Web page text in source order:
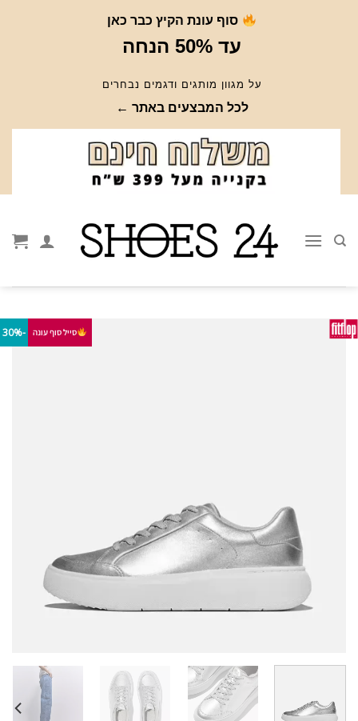
סוף עונת הקיץ כבר כאן
עד 50% הנחה
על מגוון מותגים ודגמים נבחרים
לכל המבצעים באתר ←
סייל סוף עונה -30%